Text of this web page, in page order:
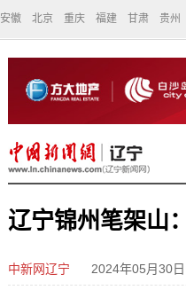
安徽 北京 重庆 福建 甘肃 贵州
辽宁锦州笔架山
中新网辽宁 2024年05月30